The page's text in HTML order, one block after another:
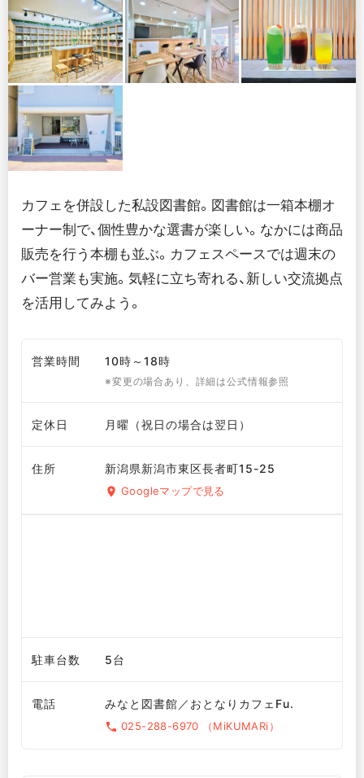
カフェを併設した私設図書館。図書館は一箱本棚オ
ーナー制で、個性豊かな選書が楽しい。なかには商品
販売を行う本棚も並ぶ。カフェスペースでは週末の
バー営業も実施。気軽に立ち寄れる、新しい交流拠点
を活用してみよう。
営業時間 10時～18時
※変更の場合あり、詳細は公式情報参照
定休日 月曜（祝日の場合は翌日）
住所 新潟県新潟市東区長者町15-25
Googleマップで見る
駐車台数 5台
電話 みなと図書館／おとなりカフェFu.
025-288-6970 （MiKUMARi）